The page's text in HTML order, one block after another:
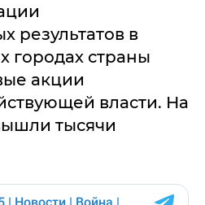
результатов в
городах страны
акции
власти. На
тысячи